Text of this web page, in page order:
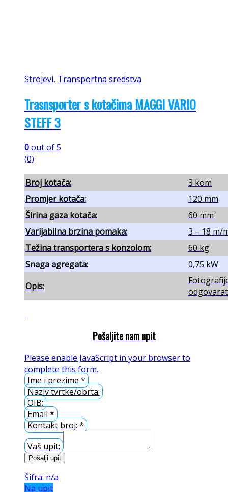
Strojevi, Transportna sredstva
Trasnsporter s kotačima MAGGI VARIO
STEFF 3
0out of 5
(0)
Broj kotača:
3 kom
Promjer kotača:
120 mm
Širina gaza kotača:
60 mm
Varijabilna brzina pomaka:
3 – 18 m/
Težina transportera s konzolom:
60 kg
Snaga agregata:
0,75 kW
Opis:
Pošaljite nam upit
Please enable JavaScript in your browser to
complete this form.
Ime i prezime *
Naziv tvrtke/obrta:
OIB:
Email *
Kontakt broj: *
Vaš upit:
Pošalji upit
Šifra: n/a
Na upit